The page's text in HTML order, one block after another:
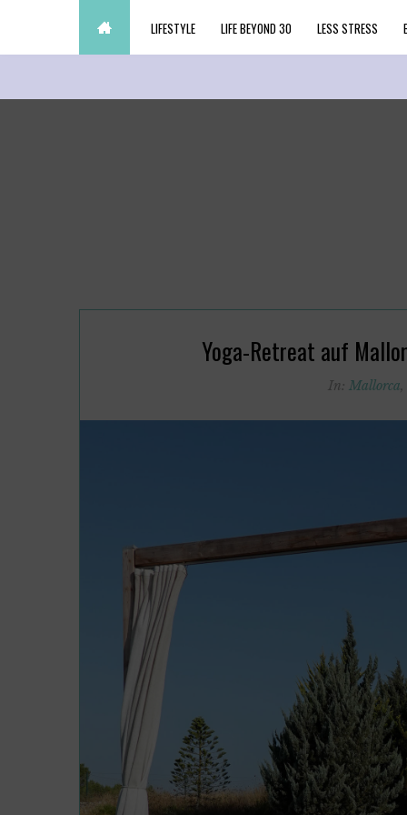
LIFESTYLE LIFE BEYOND 30 LESS STRESS
Yoga-Retreat auf
In: Mallorca,